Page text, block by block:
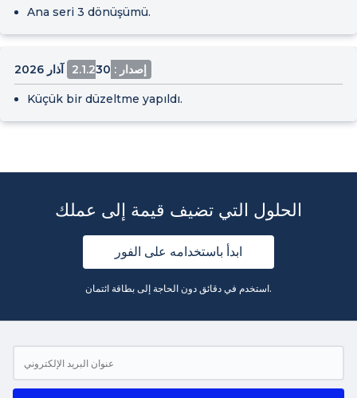
Ana seri 3 dönüşümü.
إصدار : 2.1.2 30 آذار 2026
Küçük bir düzeltme yapıldı.
الحلول التي تضيف قيمة إلى عملك
ابدأ باستخدامه على الفور
استخدم في دقائق دون الحاجة إلى بطاقة ائتمان.